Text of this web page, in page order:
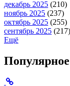
декабрь 2025 (210)
ноябрь 2025 (237)
октябрь 2025 (255)
сентябрь 2025 (217)
Ещё
Популярное